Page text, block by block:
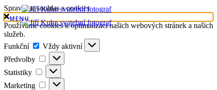
Spravovat souhlas s cookies
Používáme cookies k optimalizaci našich webových stránek a našich
služeb.
Funkční
Funkční
Vždy aktivní
Předvolby
Předvolby
Statistiky Statistiky
Marketing Marketing
MENU